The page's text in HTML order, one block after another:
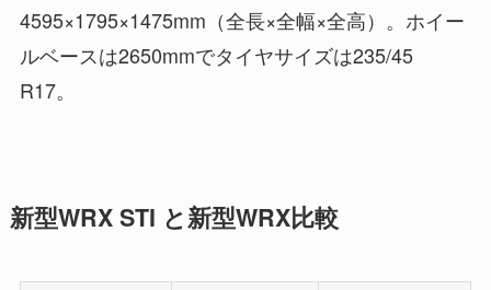
4595×1795×1475mm（全長×全幅×全高）。ホイー
ルベースは2650mmでタイヤサイズは235/45
R17。
新型WRX STI と新型WRX比較